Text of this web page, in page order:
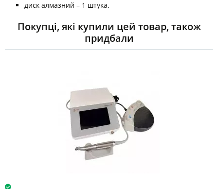
диск алмазний – 1 штука.
Покупці, які купили цей товар, також
придбали